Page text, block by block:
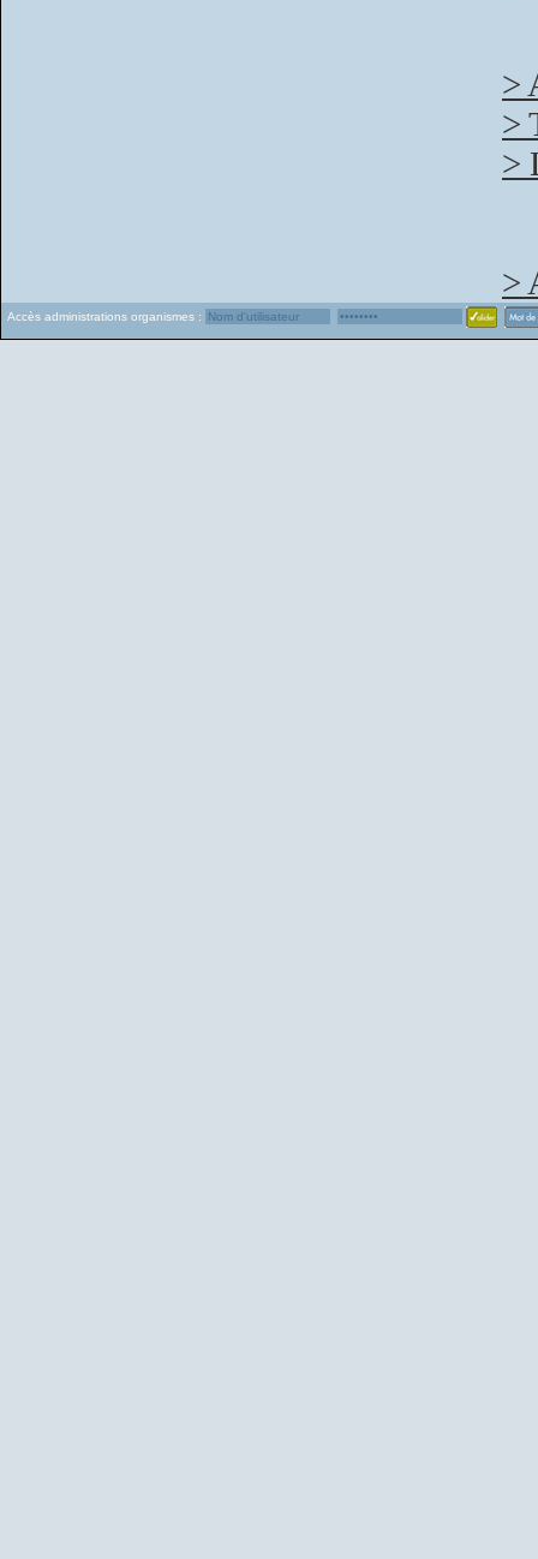
>
>
>
>
Accès administrations organismes :